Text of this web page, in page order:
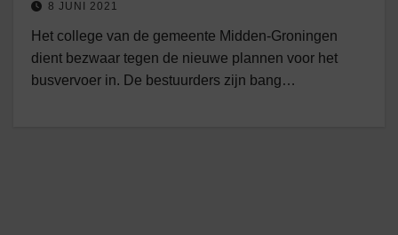
8 JUNI 2021
Het college van de gemeente Midden-Groningen
dient bezwaar tegen de nieuwe plannen voor het
busvervoer in. De bestuurders zijn bang…